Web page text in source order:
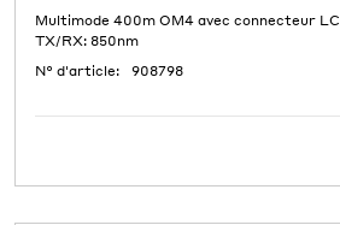
Multimode 400m OM4 avec connecteur LC
TX/RX: 850nm
N° d'article:
908798